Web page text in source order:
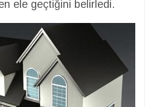
ele geçtiğini belirledi.